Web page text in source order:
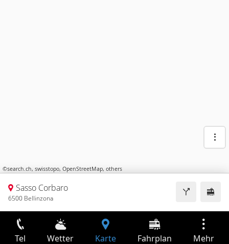
©search.ch, swisstopo, OpenStreetMap, others
Sasso Corbaro
6500 Bellinzona
Tel Wetter Karte Fahrplan Mehr